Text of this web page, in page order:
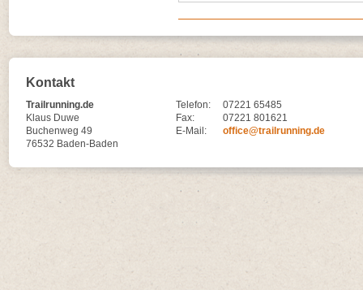
Kontakt
Trailrunning.de
Klaus Duwe
Buchenweg 49
76532 Baden-Baden
Telefon:
07221 65485
Fax:
07221 801621
E-Mail:
office@trailrunning.de